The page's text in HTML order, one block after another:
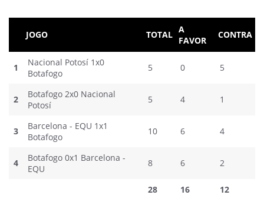
JOGO TOTAL A
FAVOR
CONTRA
1
Nacional Potosí 1x0
Botafogo
5 0 5
2
Botafogo 2x0 Nacional
Potosí
5 4 1
3
Barcelona - EQU 1x1
Botafogo
10 6 4
4
Botafogo 0x1 Barcelona -
EQU
8 6 2
28 16 12